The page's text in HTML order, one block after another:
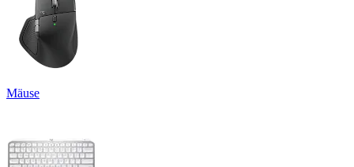
Mäuse